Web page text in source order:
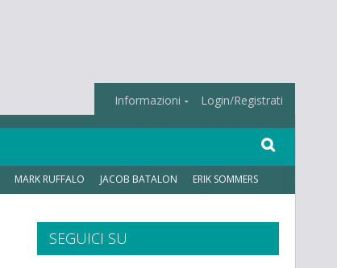
Informazioni Login/Registrati
MARK RUFFALO JACOB BATALON ERIK SOMMERS
SEGUICI SU